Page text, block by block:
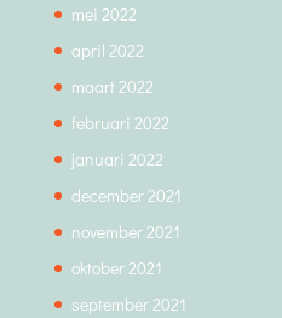
mei 2022
april 2022
maart 2022
februari 2022
januari 2022
december 2021
november 2021
oktober 2021
september 2021